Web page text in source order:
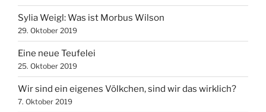
Sylia Weigl: Was ist Morbus Wilson
29. Oktober 2019
Eine neue Teufelei
25. Oktober 2019
Wir sind ein eigenes Völkchen, sind wir das wirklich?
7. Oktober 2019